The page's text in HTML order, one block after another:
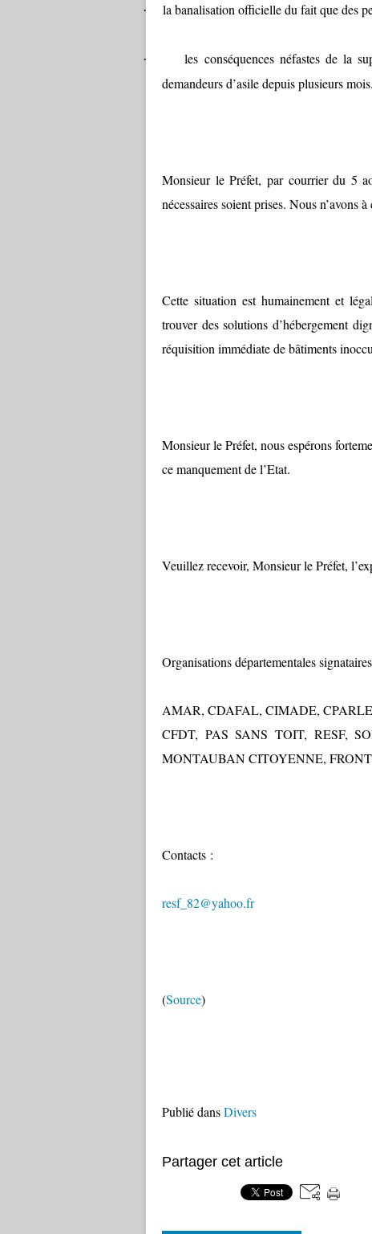
· la banalisation officielle du fait que des
·
les conséquences néfastes de la
demandeurs d’asile depuis plusieurs mois.
Monsieur le Préfet, par courrier du 5
nécessaires soient prises. Nous n’avons
Cette situation est humainement et
trouver des solutions d’hébergement
réquisition immédiate de bâtiments
Monsieur le Préfet, nous espérons
ce manquement de l’Etat.
Veuillez recevoir, Monsieur le Préfet,
Organisations départementales
AMAR, CDAFAL, CIMADE,
CFDT, PAS SANS TOIT, RESF,
MONTAUBAN CITOYENNE,
Contacts :
resf_82@yahoo.fr
(Source)
Publié dansDivers
Partager cet article